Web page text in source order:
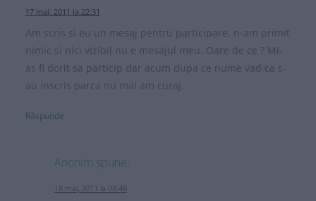
17 mai, 2011 la 22:31
Am scris si eu un mesaj pentru participare, n-am primit
nimic si nici vizibil nu e mesajul meu. Oare de ce ? Mi-
as fi dorit sa particip dar acum dupa ce nume vad ca s-
au inscris parca nu mai am curaj.
Răspunde
Anonim spune:
18 mai, 2011 la 08:48